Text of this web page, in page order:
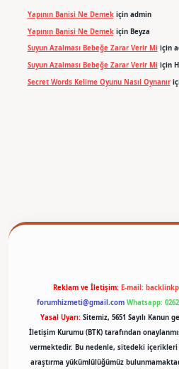
Yapının Banisi Ne Demekiçin admin
Yapının Banisi Ne Demekiçin Beyza
Suyun Azalması Bebeğe Zarar Verir Miiçin
Suyun Azalması Bebeğe Zarar Verir Miiçin
Secret Words Kelime Oyunu Nasıl Oynanır
Reklam ve İletişim: E-mail:
forumhizmeti@gmail.com Whatsapp:
Yasal Uyarı: Sitemiz, 5651 Sayılı Kanun
İletişim Kurumu (BTK) tarafından
vermektedir. Bu nedenle, sitedeki
araştırma yükümlülüğümüz